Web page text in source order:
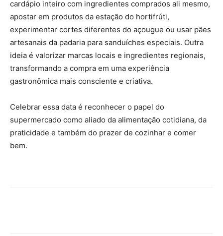
cardápio inteiro com ingredientes comprados ali mesmo,
apostar em produtos da estação do hortifrúti,
experimentar cortes diferentes do açougue ou usar pães
artesanais da padaria para sanduíches especiais. Outra
ideia é valorizar marcas locais e ingredientes regionais,
transformando a compra em uma experiência
gastronômica mais consciente e criativa.
Celebrar essa data é reconhecer o papel do
supermercado como aliado da alimentação cotidiana, da
praticidade e também do prazer de cozinhar e comer
bem.